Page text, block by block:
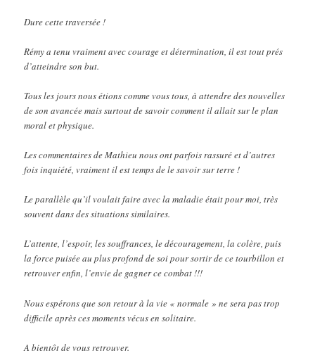
Dure cette traversée !
Rémy a tenu vraiment avec courage et détermination, il est tout prés
d’atteindre son but.
Tous les jours nous étions comme vous tous, à attendre des nouvelles
de son avancée mais surtout de savoir comment il allait sur le plan
moral et physique.
Les commentaires de Mathieu nous ont parfois rassuré et d’autres
fois inquiété, vraiment il est temps de le savoir sur terre !
Le parallèle qu’il voulait faire avec la maladie était pour moi, très
souvent dans des situations similaires.
L’attente, l’espoir, les souffrances, le découragement, la colère, puis
la force puisée au plus profond de soi pour sortir de ce tourbillon et
retrouver enfin, l’envie de gagner ce combat !!!
Nous espérons que son retour à la vie « normale » ne sera pas trop
difficile après ces moments vécus en solitaire.
A bientôt de vous retrouver.